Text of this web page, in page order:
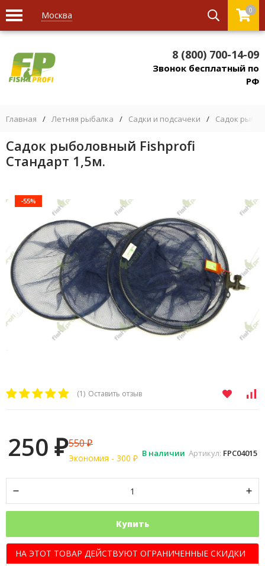
Москва 0
8 (800) 700-14-09
Звонок бесплатный по
РФ
Главная / Летняя рыбалка / Садки и подсачеки / Садок
Садок рыболовный Fishprofi
Стандарт 1,5м.
-55%
(1) Оставить отзыв
Артикул: FPC04015
В наличии
250 ₽550₽
Экономия - 300 ₽
Купить
НА ЭТОТ ТОВАР ДЕЙСТВУЮТ ОГРАНИЧЕННЫЕ СКИДКИ